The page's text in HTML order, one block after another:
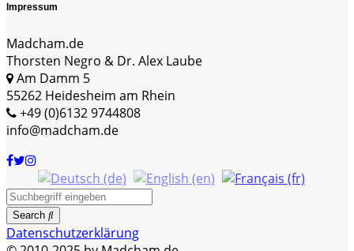
Impressum
Madcham.de
Thorsten Negro & Dr. Alex Laube
Am Damm 5
55262 Heidesheim am Rhein
+49 (0)6132 9744808
info@madcham.de
Search
Datenschutzerklärung